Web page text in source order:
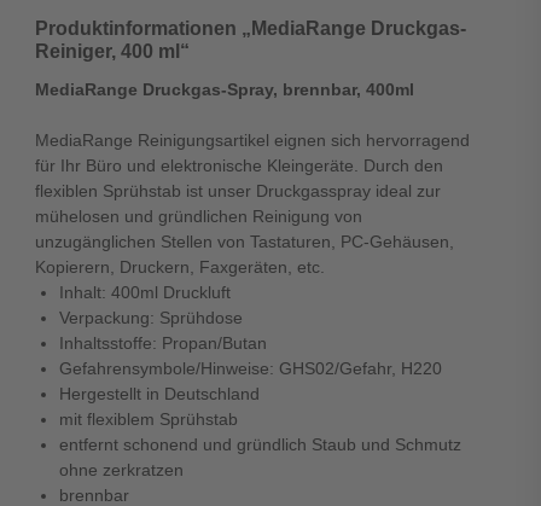
Produktinformationen „MediaRange Druckgas-
Reiniger, 400 ml“
MediaRange Druckgas-Spray, brennbar, 400ml
MediaRange Reinigungsartikel eignen sich hervorragend
für Ihr Büro und elektronische Kleingeräte. Durch den
flexiblen Sprühstab ist unser Druckgasspray ideal zur
mühelosen und gründlichen Reinigung von
unzugänglichen Stellen von Tastaturen, PC-Gehäusen,
Kopierern, Druckern, Faxgeräten, etc.
Inhalt: 400ml Druckluft
Verpackung: Sprühdose
Inhaltsstoffe: Propan/Butan
Gefahrensymbole/Hinweise: GHS02/Gefahr, H220
Hergestellt in Deutschland
mit flexiblem Sprühstab
entfernt schonend und gründlich Staub und Schmutz
ohne zerkratzen
brennbar